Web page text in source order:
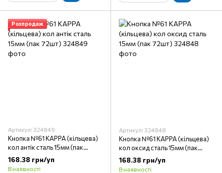
Розпродаж
Артикул: 324849
Кнопка №61 KAPPA (кільцева)
кол антік сталь 15мм (пак
72шт)
168.38 грн/уп
В наявності
Артикул: 324848
Кнопка №61 KAPPA (кільцева)
кол оксид сталь 15мм (пак
72шт)
168.38 грн/уп
В наявності